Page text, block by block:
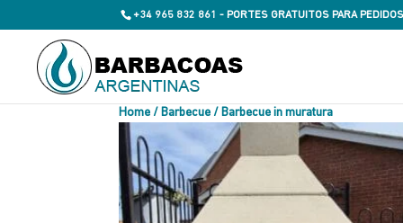
+34 965 832 861 - PORTES GRATUITOS PARA
Home / Barbecue / Barbecue in muratura